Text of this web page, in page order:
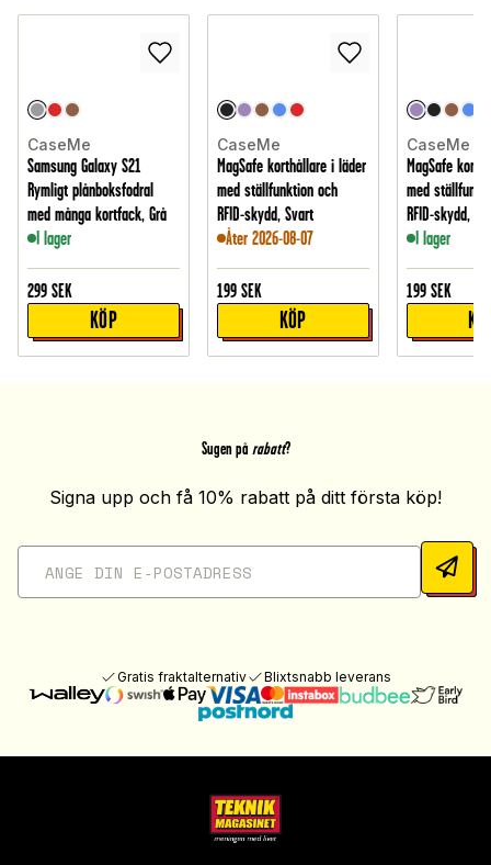
CaseMe
Samsung Galaxy S21
Rymligt plånboksfodral
med många kortfack, Grå
I lager
299 SEK
KÖP
CaseMe
MagSafe korthållare i läder
med ställfunktion och
RFID-skydd, Svart
Åter 2026-08-07
199 SEK
KÖP
CaseMe
MagSafe
med
RFID-skydd,
I lager
199 SEK
Sugen på rabatt?
Signa upp och få 10% rabatt på ditt första köp!
Gratis fraktalternativ Blixtsnabb leverans